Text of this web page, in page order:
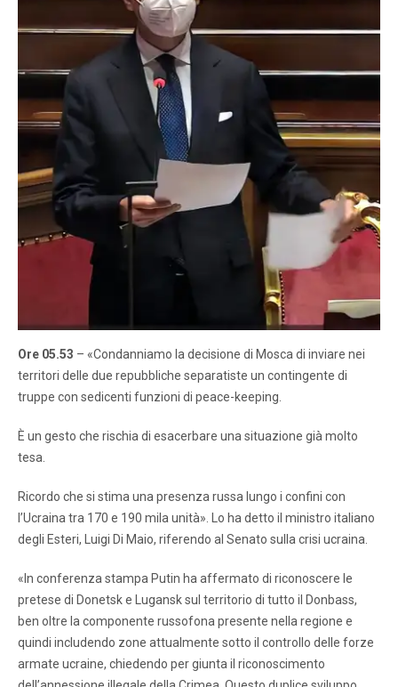
Ore 05.53 – «Condanniamo la decisione di Mosca di inviare nei
territori delle due repubbliche separatiste un contingente di
truppe con sedicenti funzioni di peace-keeping.
È un gesto che rischia di esacerbare una situazione già molto
tesa.
Ricordo che si stima una presenza russa lungo i confini con
l’Ucraina tra 170 e 190 mila unità». Lo ha detto il ministro italiano
degli Esteri, Luigi Di Maio, riferendo al Senato sulla crisi ucraina.
«In conferenza stampa Putin ha affermato di riconoscere le
pretese di Donetsk e Lugansk sul territorio di tutto il Donbass,
ben oltre la componente russofona presente nella regione e
quindi includendo zone attualmente sotto il controllo delle forze
armate ucraine, chiedendo per giunta il riconoscimento